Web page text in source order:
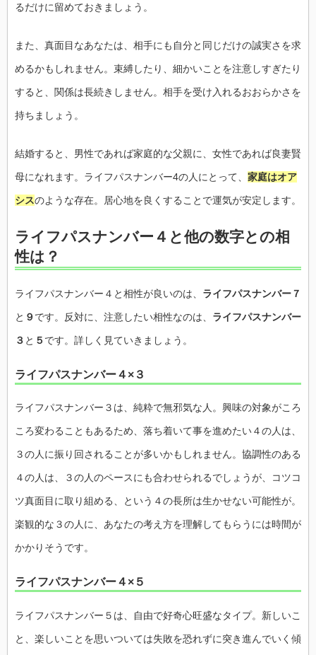
るだけに留めておきましょう。
また、真面目なあなたは、相手にも自分と同じだけの誠実さを求
めるかもしれません。束縛したり、細かいことを注意しすぎたり
すると、関係は長続きしません。相手を受け入れるおおらかさを
持ちましょう。
結婚すると、男性であれば家庭的な父親に、女性であれば良妻賢
母になれます。ライフパスナンバー4の人にとって、 家庭はオア
シスのような存在。居心地を良くすることで運気が安定します。
ライフパスナンバー４と他の数字との相
性は？
ライフパスナンバー４と相性が良いのは、 ライフパスナンバー７
と ９ です。反対に、注意したい相性なのは、 ライフパスナンバー
３ と ５ です。詳しく見ていきましょう。
ライフパスナンバー４×３
ライフパスナンバー３は、純粋で無邪気な人。興味の対象がころ
ころ変わることもあるため、落ち着いて事を進めたい４の人は、
３の人に振り回されることが多いかもしれません。協調性のある
４の人は、３の人のペースにも合わせられるでしょうが、コツコ
ツ真面目に取り組める、という４の長所は生かせない可能性が。
楽観的な３の人に、あなたの考え方を理解してもらうには時間が
かかりそうです。
ライフパスナンバー４×５
ライフパスナンバー５は、自由で好奇心旺盛なタイプ。新しいこ
と、楽しいことを思いついては失敗を恐れずに突き進んでいく傾